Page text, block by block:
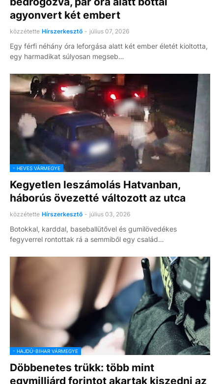
agyonvert két embert
közzétette Hírszerkesztő - július 07, 2026
Egy férfi néhány óra leforgása alatt két ember életét kioltotta,
egy harmadikat súlyosan megseb…
- HEVES VÁRMEGYE
Kegyetlen leszámolás Hatvanban,
háborús övezetté változott az utca
közzétette Hírszerkesztő - július 03, 2026
Botokkal, karddal, baseballütővel és gumilövedékes
fegyverrel rontottak rá a semmiből egy család…
- HAJDÚ-BIHAR VÁRMEGYE
Döbbenetes trükk: több mint
egymilliárd forintot akartak kiszedni az